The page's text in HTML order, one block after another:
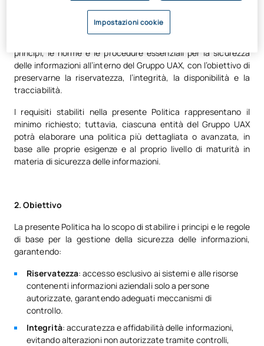
contrattuali applicabili.
principi, le norme e le procedure essenziali per la sicurezza
delle informazioni all’interno del Gruppo UAX, con l’obiettivo di
preservarne la riservatezza, l’integrità, la disponibilità e la
tracciabilità.
I requisiti stabiliti nella presente Politica rappresentano il
minimo richiesto; tuttavia, ciascuna entità del Gruppo UAX
potrà elaborare una politica più dettagliata o avanzata, in
base alle proprie esigenze e al proprio livello di maturità in
materia di sicurezza delle informazioni.
2. Obiettivo
La presente Politica ha lo scopo di stabilire i principi e le regole
di base per la gestione della sicurezza delle informazioni,
garantendo:
Riservatezza: accesso esclusivo ai sistemi e alle risorse
contenenti informazioni aziendali solo a persone
autorizzate, garantendo adeguati meccanismi di
controllo.
Integrità: accuratezza e affidabilità delle informazioni,
evitando alterazioni non autorizzate tramite controlli,
Impostazioni cookie